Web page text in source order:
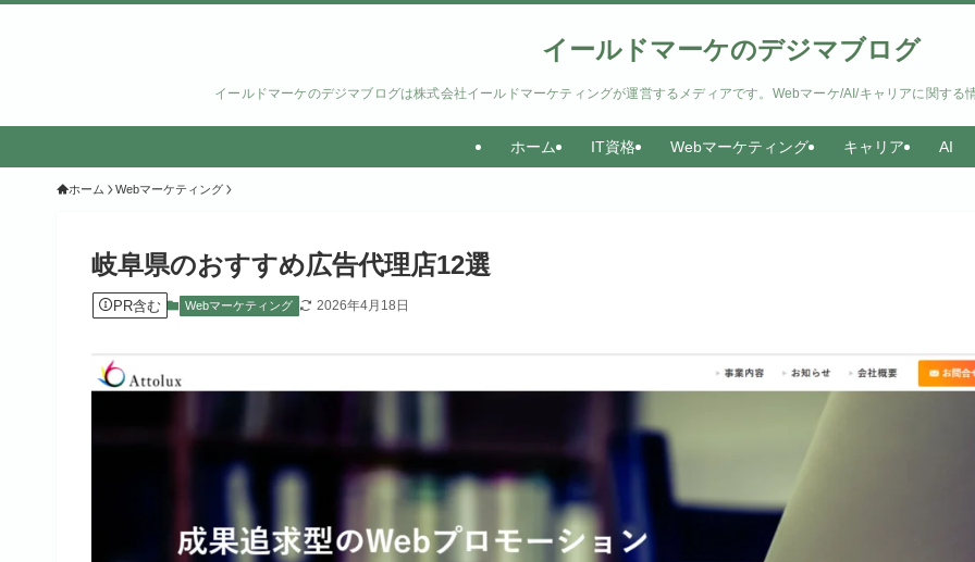
イールドマーケのデジマブログ
イールドマーケのデジマブログは株式会社イールドマーケティングが運営するメディアです。Webマーケ/AI/キャリアに関する
ホーム IT資格 Webマーケティング キャリア AI
ホーム Webマーケティング
岐阜県のおすすめ広告代理店12選
PR含む Webマーケティング 2026年4月18日